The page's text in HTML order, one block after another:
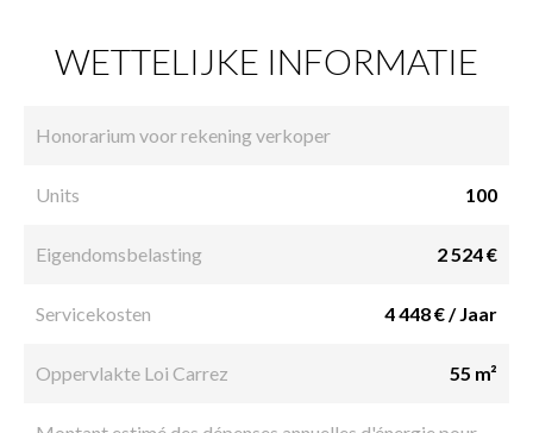
WETTELIJKE INFORMATIE
Honorarium voor rekening verkoper
Units 100
Eigendomsbelasting 2 524 €
Servicekosten 4 448 € / Jaar
Oppervlakte Loi Carrez 55 m²